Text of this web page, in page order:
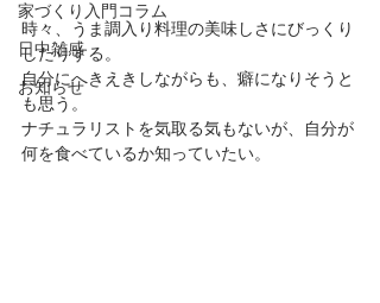
家づくり入門コラム
日中雑感
お知らせ
時々、うま調入り料理の美味しさにびっくり
したりする。
自分にへきえきしながらも、癖になりそうと
も思う。
ナチュラリストを気取る気もないが、自分が
何を食べているか知っていたい。